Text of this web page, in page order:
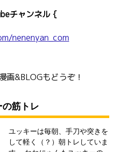
チャンネル {
nenenyan_com
画&BLOGもどうぞ！